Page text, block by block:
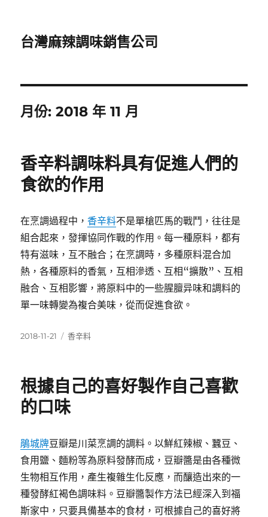
台灣麻辣調味銷售公司
月份:2018 年 11 月
香辛料調味料具有促進人們的
食欲的作用
在烹調過程中，香辛料不是單槍匹馬的戰鬥，往往是
組合起來，發揮協同作戰的作用。每一種原料，都有
特有滋味，互不融合；在烹調時，多種原料混合加
熱，各種原料的香氣，互相滲透、互相“擴散”、互相
融合、互相影響，將原料中的一些腥膻异味和調料的
單一味轉變為複合美味，從而促進食欲。
發
2018-11-21
分
香辛料
根據自己的喜好製作自己喜歡
的口味
鵑城牌豆瓣是川菜烹調的調料。以鮮紅辣椒、蠶豆、
食用鹽、麵粉等為原料發酵而成，豆瓣醬是由各種微
生物相互作用，產生複雜生化反應，而釀造出來的一
種發酵紅褐色調味料。豆瓣醬製作方法已經深入到福
斯家中，只要具備基本的食材，可根據自己的喜好將